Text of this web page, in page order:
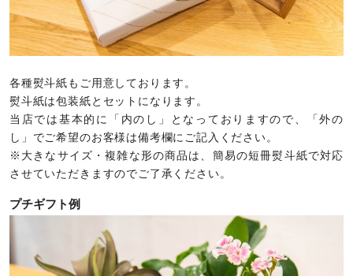
各種熨斗紙もご用意しております。
熨斗紙は包装紙とセットになります。
当店では基本的に「内のし」となっておりますので、「外の
し」でご希望のお客様は備考欄にご記入ください。
※大きなサイズ・複雑な形の商品は、簡易の短冊熨斗紙で対応
させていただきますのでご了承ください。
プチギフト例